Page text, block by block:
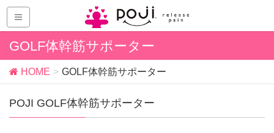
GOLF体幹筋サポーター
HOME GOLF体幹筋サポーター
POJI GOLF体幹筋サポーター